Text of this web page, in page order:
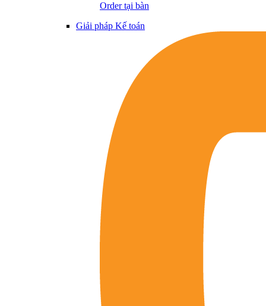
Order tại bàn
Giải pháp Kế toán